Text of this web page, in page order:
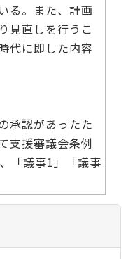
る。また、計画
見直しを行うこ
代に即した内容
承認があったた
支援審議会条例
「議事1」「議事